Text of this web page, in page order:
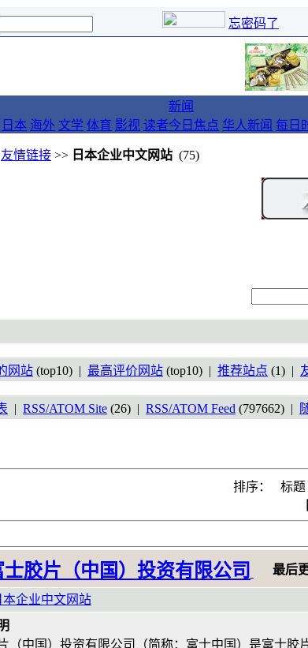
忘密码了
日本 海外 文学 体育 影视 读者
新闻
今日焦点 华人新闻 每日
友情链接 >> 日本企业中文网站 (75)
网站 (top10) | 最高评价网站 (top10) | 推荐站点 (1) |
| RSS/ATOM Site (26) | RSS/ATOM Feed (797662) |
排序： 标题
士胶片（中国）投资有限公司 最后
本企业中文网站
（中国）投资有限公司（简称：富士中国）是富士